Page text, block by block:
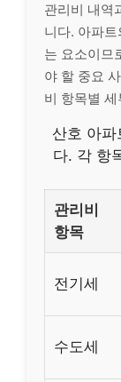
관리비 내역
니다. 아파
는 요소이므
야 할 중요
비 항목별
산호 아파
다. 각 항
관리비
항목
전기세
수도세